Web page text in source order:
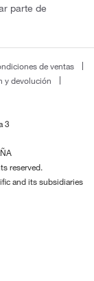
parte de
de ventas
y devolución
3
reserved.
and its subsidiaries